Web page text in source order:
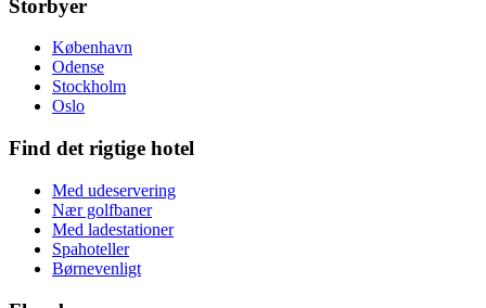
Storbyer
København
Odense
Stockholm
Oslo
Find det rigtige hotel
Med udeservering
Nær golfbaner
Med ladestationer
Spahoteller
Børnevenligt